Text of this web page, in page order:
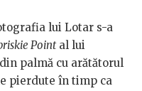
lui Lotar s-a
Pointal lui
palmă cu arătătorul
pierdute în timp ca